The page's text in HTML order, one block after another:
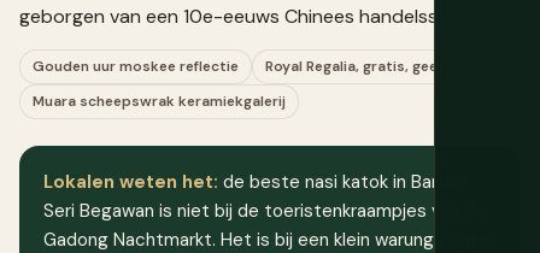
geborgen van een 10e-eeuws Chinees handelsschip.
Gouden uur moskee reflectie
Royal Regalia, gratis, geen foto's
Muara scheepswrak keramiekgalerij
Lokalen weten het: de beste nasi katok in Bandar
Seri Begawan is niet bij de toeristenkraampjes van de
Gadong Nachtmarkt. Het is bij een klein warung achter